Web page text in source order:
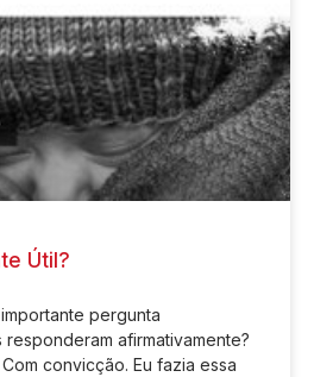
Útil?
pergunta
responderam afirmativamente?
Com convicção. Eu fazia essa